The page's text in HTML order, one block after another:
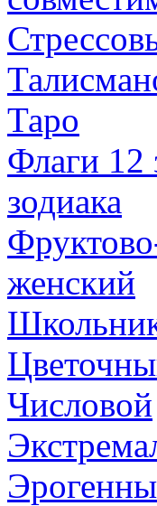
Таро
Флаги 12
зодиака
женский
Числовой